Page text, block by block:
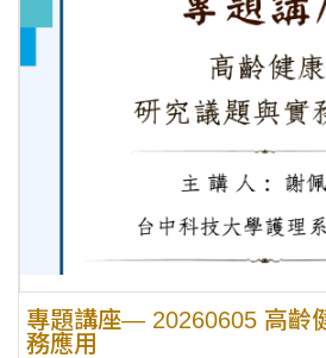
專題講座— 20260605 高齡
務應用